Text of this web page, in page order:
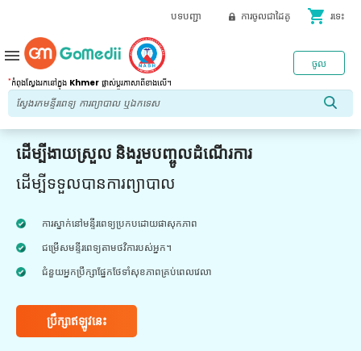
បទបញ្ជា ការចូលជាដៃគូ shopping_cart រទេះ
*កំពុងស្វែងរកនៅក្នុង Khmer ផ្លាស់ប្តូរភាសាពីខាងលើ។
ចូល
menu
ដើម្បីងាយស្រួល និងរួមបញ្ចូលដំណើរការ
ដើម្បីទទួលបានការព្យាបាល
ការស្នាក់នៅមន្ទីរពេទ្យប្រកបដោយផាសុកភាព
ជម្រើសមន្ទីរពេទ្យតាមថវិការបស់អ្នក។
ជំនួយអ្នកប្រឹក្សាផ្នែកថែទាំសុខភាពគ្រប់ពេលវេលា
ប្រឹក្សាឥឡូវនេះ